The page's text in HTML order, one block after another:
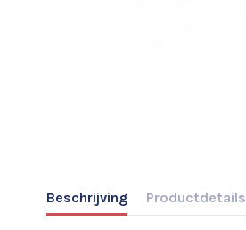
Beschrijving Productdetails